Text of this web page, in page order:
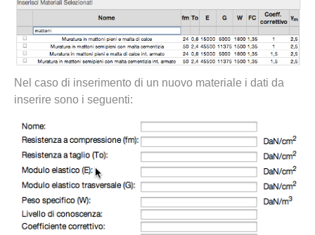
Nel caso di inserimento di un nuovo materiale i dati da
inserire sono i seguenti: